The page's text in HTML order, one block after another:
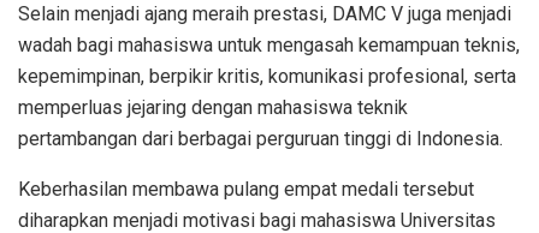
Selain menjadi ajang meraih prestasi, DAMC V juga menjadi
wadah bagi mahasiswa untuk mengasah kemampuan teknis,
kepemimpinan, berpikir kritis, komunikasi profesional, serta
memperluas jejaring dengan mahasiswa teknik
pertambangan dari berbagai perguruan tinggi di Indonesia.
Keberhasilan membawa pulang empat medali tersebut
diharapkan menjadi motivasi bagi mahasiswa Universitas